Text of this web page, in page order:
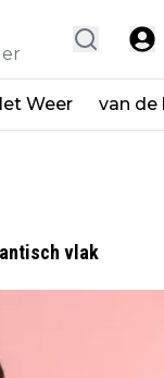
Weer van de
vlak